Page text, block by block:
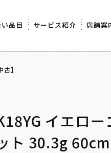
品目 サービス紹介 店舗案
】
イエロ
ト 30.3g 60cm